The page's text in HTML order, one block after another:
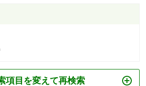
項目を変えて再検索